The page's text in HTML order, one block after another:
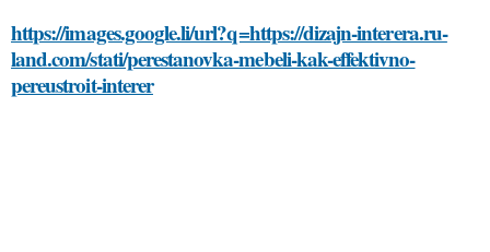
https://images.google.li/url?q=https://dizajn-interera.ru-
land.com/stati/perestanovka-mebeli-kak-effektivno-
pereustroit-interer